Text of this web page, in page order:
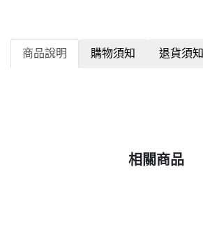
商品說明 購物須知 退貨須知
相關商品